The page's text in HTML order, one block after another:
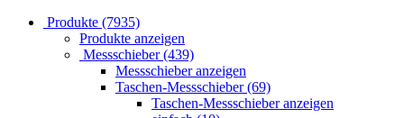
Produkte (7935)
Produkte anzeigen
Messschieber (439)
Messschieber anzeigen
Taschen-Messschieber (69)
Taschen-Messschieber anzeigen